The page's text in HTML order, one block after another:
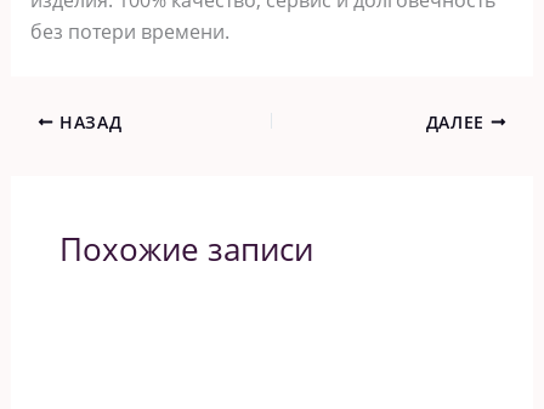
без потери времени.
НАЗАД ДАЛЕЕ
Похожие записи